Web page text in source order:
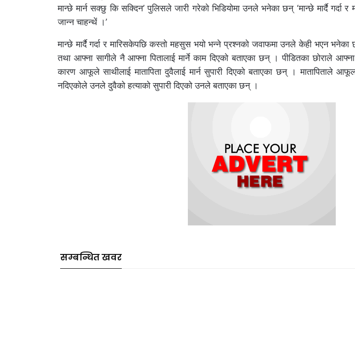
मान्छे मार्न सक्छु कि सक्दिन’ पुलिसले जारी गरेको भिडियोमा उनले भनेका छन् ‘मान्छे मार्दै
जान्न चाहन्थें ।’
मान्छे मार्दै गर्दा र मारिसकेपछि कस्तो महसुस भयो भन्ने प्रश्नको जवाफमा उनले केही भएन
तथा आफ्ना सागीले नै आफ्ना पितालाई मार्ने काम दिएको बताएका छन् । पीडितका छोराले आफ्ना
कारण आफूले साथीलाई मातापिता दुवैलाई मार्न सुपारी दिएको बताएका छन् । मातापिताले
नदिएकोले उनले दुवैको हत्याको सुपारी दिएको उनले बताएका छन् ।
सम्बन्धित खवर